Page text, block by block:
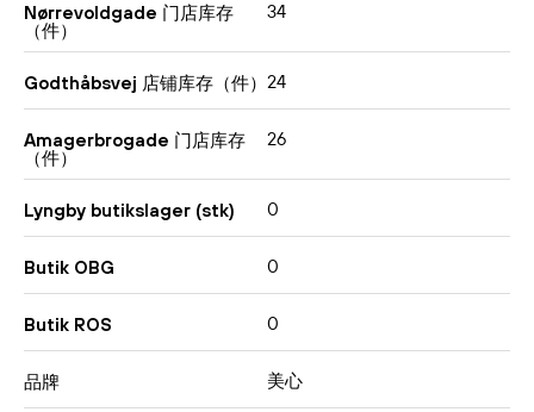
Nørrevoldgade 门店库存
（件）
34
Godthåbsvej 店铺库存（件） 24
Amagerbrogade 门店库存
（件）
26
Lyngby butikslager (stk) 0
Butik OBG 0
Butik ROS 0
品牌 美⼼